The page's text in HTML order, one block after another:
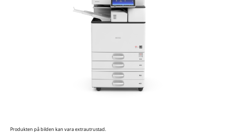
Produkten på bilden kan vara extrautrustad.